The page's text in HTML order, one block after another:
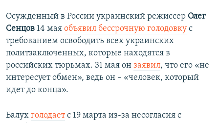
Осужденный в России украинский режиссер Олег
Сенцов 14 мая объявил бессрочную голодовку с
требованием освободить всех украинских
политзаключенных, которые находятся в
российских тюрьмах. 31 мая он заявил, что его «не
интересует обмен», ведь он ​– «человек, который
идет до конца».
Балух голодаетс 19 марта из-за несогласия с